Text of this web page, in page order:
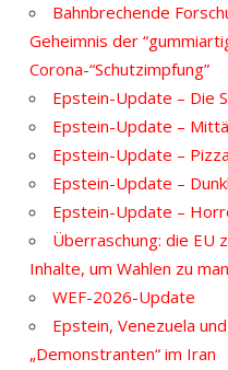
Bahnbrechende
Geheimnis der
Corona-“Schutzimpfung”
Epstein-Update – Die
Epstein-Update –
Epstein-Update –
Epstein-Update –
Epstein-Update –
Überraschung: die EU
Inhalte, um Wahlen zu
WEF-2026-Update
Epstein, Venezuela
„Demonstranten“ im Iran